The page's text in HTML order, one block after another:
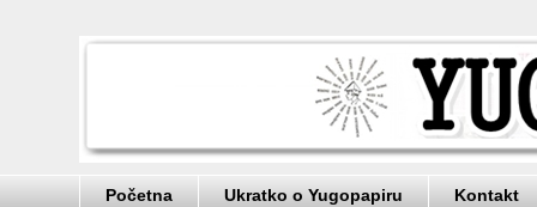
Početna Ukratko o Yugopapiru Kontakt